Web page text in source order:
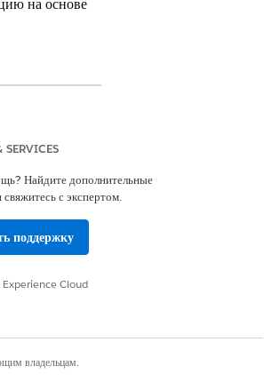
на основе
для входящих
навыков.
или правил
SERVICES
Найдите дополнительные
с экспертом.
поддержку
Experience Cloud
владельцам.